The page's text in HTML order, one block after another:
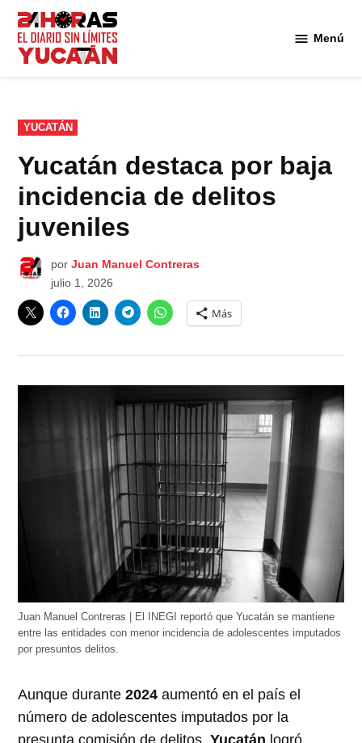
Saltar
contenido
Menú
PUBLICADO
EN
YUCATÁN
Yucatán destaca por baja
incidencia de delitos
juveniles
por Juan Manuel Contreras
julio 1, 2026
Más
Juan Manuel Contreras | El INEGI reportó que Yucatán se mantiene
entre las entidades con menor incidencia de adolescentes imputados
por presuntos delitos.
Aunque durante2024 aumentó en el país el
número de adolescentes imputados por la
presunta comisión de delitos,Yucatán logró